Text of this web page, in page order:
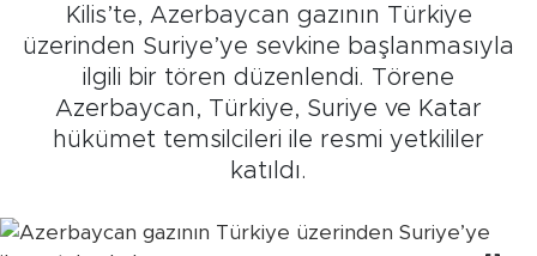
Kilis’te, Azerbaycan gazının Türkiye
üzerinden Suriye’ye sevkine başlanmasıyla
ilgili bir tören düzenlendi. Törene
Azerbaycan, Türkiye, Suriye ve Katar
hükümet temsilcileri ile resmi yetkililer
katıldı.
Spor
Sağlık
Tüm Manşetler
Son Dakika Haberleri